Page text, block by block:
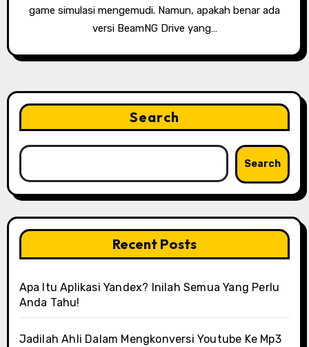
game simulasi mengemudi. Namun, apakah benar ada
versi BeamNG Drive yang…
Search
Search
Recent Posts
Apa Itu Aplikasi Yandex? Inilah Semua Yang Perlu
Anda Tahu!
Jadilah Ahli Dalam Mengkonversi Youtube Ke Mp3